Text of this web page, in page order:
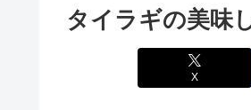
タイラギの美味
X